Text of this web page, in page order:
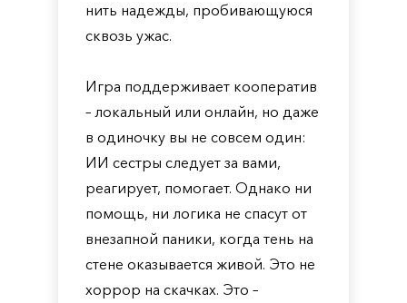
нить надежды, пробивающуюся
сквозь ужас.
Игра поддерживает кооператив
– локальный или онлайн, но даже
в одиночку вы не совсем один:
ИИ сестры следует за вами,
реагирует, помогает. Однако ни
помощь, ни логика не спасут от
внезапной паники, когда тень на
стене оказывается живой. Это не
хоррор на скачках. Это –